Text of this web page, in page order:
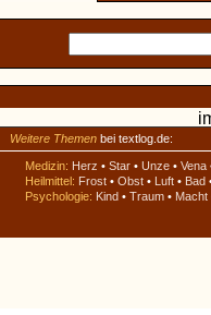
Weitere Themen bei textlog.de:
Medizin: Herz • Star • Unze • Vena
Heilmittel: Frost • Obst • Luft • Bad
Psychologie: Kind • Traum • Macht